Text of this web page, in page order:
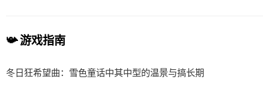
📯 游戏指南
冬日狂希望曲：雪色童话中其中型的温景与搞长期